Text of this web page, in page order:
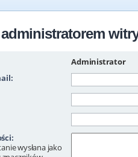
Administrator
wysłana jako